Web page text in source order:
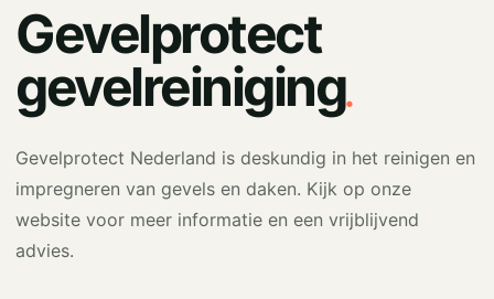
Gevelprotect
gevelreiniging.
Gevelprotect Nederland is deskundig in het reinigen en
impregneren van gevels en daken. Kijk op onze
website voor meer informatie en een vrijblijvend
advies.